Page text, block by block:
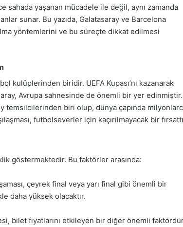
sahada yaşanan mücadele ile değil, aynı zamanda
sunar. Bu yazıda, Galatasaray ve Barcelona
yöntemlerini ve bu süreçte dikkat edilmesi
kulüplerinden biridir. UEFA Kupası’nı kazanarak
Avrupa sahnesinde de önemli bir yer edinmiştir.
temsilcilerinden biri olup, dünya çapında
futbolseverler için kaçırılmayacak bir
göstermektedir. Bu faktörler arasında:
çeyrek final veya yarı final gibi önemli bir
daha yüksek olacaktır.
bilet fiyatlarını etkileyen bir diğer önemli